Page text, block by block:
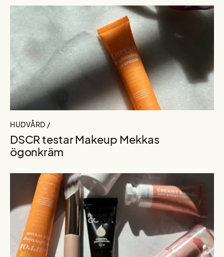
HUDVÅRD /
DSCR testar Makeup Mekkas
ögonkräm